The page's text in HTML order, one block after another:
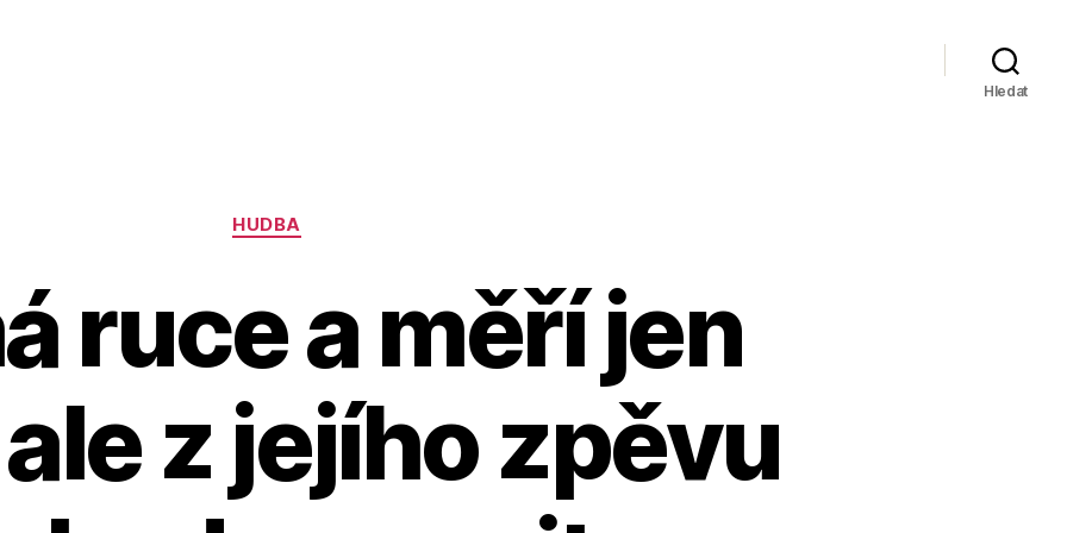
Hledat
Rubriky
HUDBA
ruce a měří jen
z jejího zpěvu